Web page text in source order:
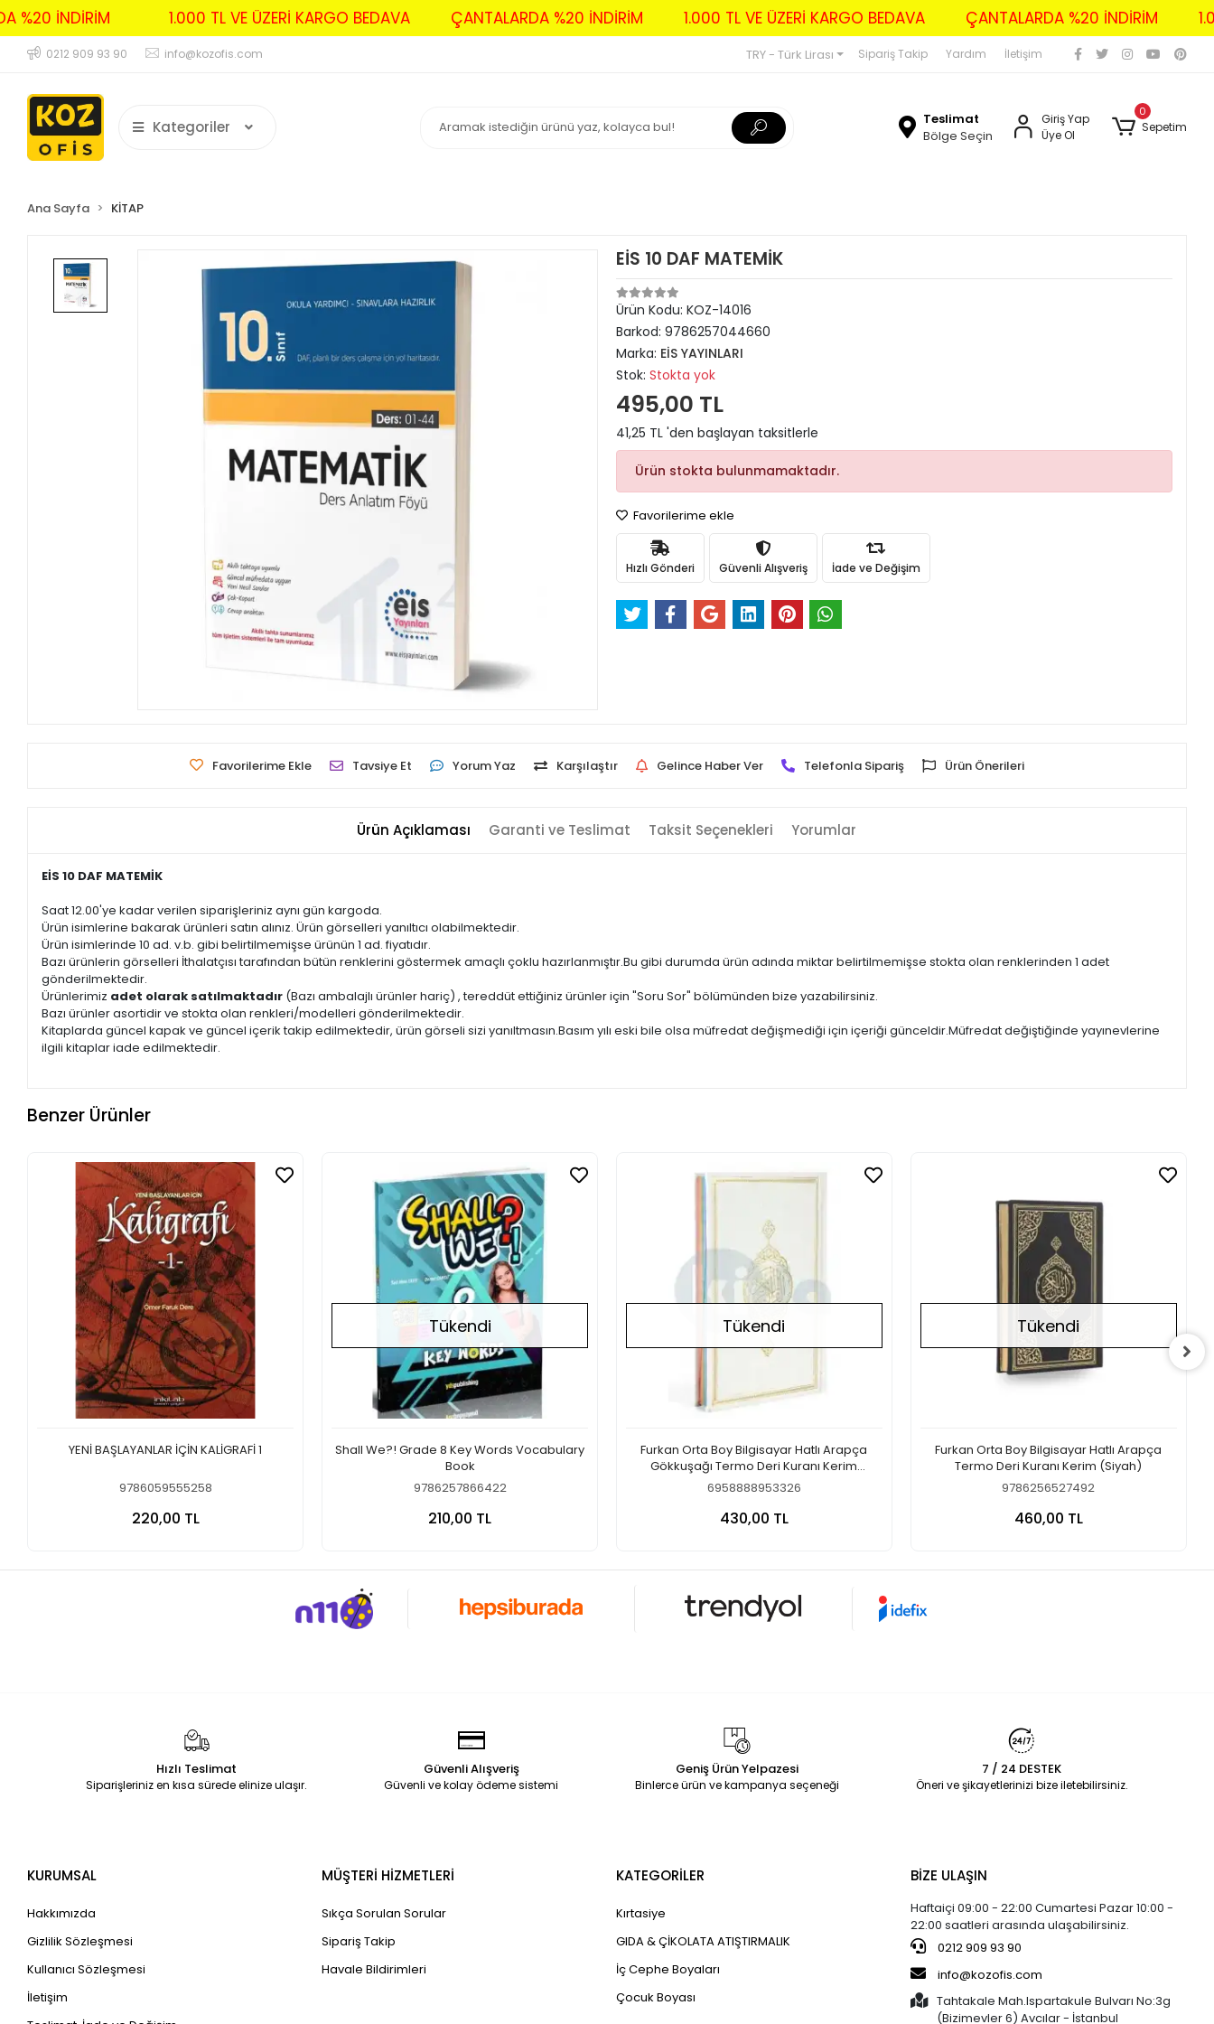
%20 İNDİRİM 1.000 TL VE ÜZERİ KARGO BEDAVA ÇANTALARDA %20 İNDİRİM 1.000 TL VE ÜZERİ KARGO BEDAVA ÇANTALARDA %20 İNDİRİM
0212 909 93 90 info@kozofis.com TRY - Türk Lirası Sipariş Takip Yardım İletişim
Kategoriler
Teslimat
Bölge Seçin
Giriş Yap
Üye Ol
0
Sepetim
Ana Sayfa KİTAP
EİS 10 DAF MATEMİK
Ürün Kodu: KOZ-14016
Barkod: 9786257044660
Marka: EİS YAYINLARI
Stok: Stokta yok
495,00 TL
41,25 TL 'den başlayan taksitlerle
Ürün stokta bulunmamaktadır.
Favorilerime ekle
Hızlı Gönderi Güvenli Alışveriş İade ve Değişim
Favorilerime Ekle Tavsiye Et Yorum Yaz Karşılaştır Gelince Haber Ver Telefonla Sipariş Ürün Önerileri
Ürün Açıklaması Garanti ve Teslimat Taksit Seçenekleri Yorumlar
EİS 10 DAF MATEMİK
Saat 12.00'ye kadar verilen siparişleriniz aynı gün kargoda.
Ürün isimlerine bakarak ürünleri satın alınız. Ürün görselleri yanıltıcı olabilmektedir.
Ürün isimlerinde 10 ad. v.b. gibi belirtilmemişse ürünün 1 ad. fiyatıdır.
Bazı ürünlerin görselleri İthalatçısı tarafından bütün renklerini göstermek amaçlı çoklu hazırlanmıştır.Bu gibi durumda ürün adında miktar belirtilmemişse stokta olan renklerinden 1 adet
gönderilmektedir.
Ürünlerimiz adet olarak satılmaktadır (Bazı ambalajlı ürünler hariç) , tereddüt ettiğiniz ürünler için "Soru Sor" bölümünden bize yazabilirsiniz.
Bazı ürünler asortidir ve stokta olan renkleri/modelleri gönderilmektedir.
Kitaplarda güncel kapak ve güncel içerik takip edilmektedir, ürün görseli sizi yanıltmasın.Basım yılı eski bile olsa müfredat değişmediği için içeriği günceldir.Müfredat değiştiğinde yayınevlerine
ilgili kitaplar iade edilmektedir.
Benzer Ürünler
YENİ BAŞLAYANLAR İÇİN KALİGRAFİ 1
9786059555258
220,00 TL
Tükendi
Shall We?! Grade 8 Key Words Vocabulary
Book
9786257866422
210,00 TL
Tükendi
Furkan Orta Boy Bilgisayar Hatlı Arapça
Gökkuşağı Termo Deri Kuranı Kerim
(Beyaz)
6958888953326
430,00 TL
Tükendi
Furkan Orta Boy Bilgisayar Hatlı Arapça
Termo Deri Kuranı Kerim (Siyah)
9786256527492
460,00 TL
Hızlı Teslimat
Siparişleriniz en kısa sürede elinize ulaşır.
Güvenli Alışveriş
Güvenli ve kolay ödeme sistemi
Geniş Ürün Yelpazesi
Binlerce ürün ve kampanya seçeneği
7 / 24 DESTEK
Öneri ve şikayetlerinizi bize iletebilirsiniz.
KURUMSAL
Hakkımızda
Gizlilik Sözleşmesi
Kullanıcı Sözleşmesi
İletişim
MÜŞTERİ HİZMETLERİ
Sıkça Sorulan Sorular
Sipariş Takip
Havale Bildirimleri
KATEGORİLER
Kırtasiye
GIDA & ÇİKOLATA ATIŞTIRMALIK
İç Cephe Boyaları
Çocuk Boyası
BİZE ULAŞIN
Haftaiçi 09:00 - 22:00 Cumartesi Pazar 10:00 -
22:00 saatleri arasında ulaşabilirsiniz.
0212 909 93 90
info@kozofis.com
Tahtakale Mah.Ispartakule Bulvarı No:3g
(Bizimevler 6) Avcılar - İstanbul